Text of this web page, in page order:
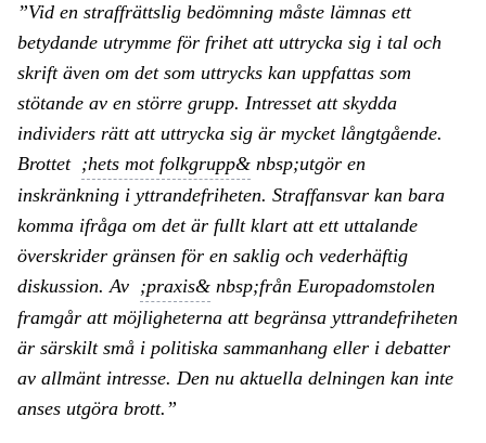
”Vid en straffrättslig bedömning måste lämnas ett
betydande utrymme för frihet att uttrycka sig i tal och
skrift även om det som uttrycks kan uppfattas som
stötande av en större grupp. Intresset att skydda
individers rätt att uttrycka sig är mycket långtgående.
Brottet ;hets mot folkgrupp& nbsp;utgör en
inskränkning i yttrandefriheten. Straffansvar kan bara
komma ifråga om det är fullt klart att ett uttalande
överskrider gränsen för en saklig och vederhäftig
diskussion. Av ;praxis& nbsp;från Europadomstolen
framgår att möjligheterna att begränsa yttrandefriheten
är särskilt små i politiska sammanhang eller i debatter
av allmänt intresse. Den nu aktuella delningen kan inte
anses utgöra brott.”